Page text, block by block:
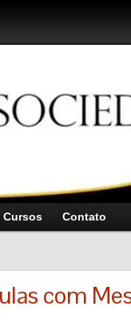
Cursos Contato
com